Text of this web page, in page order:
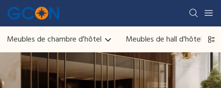
Meubles de chambre d'hôtel Meubles de hall d'hôtel